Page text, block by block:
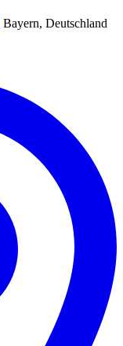
Bayern, Deutschland